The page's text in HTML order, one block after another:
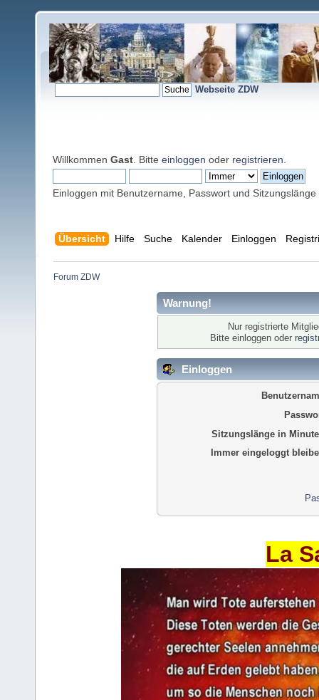
Webseite ZDW
Willkommen Gast . Bitte einloggen oder registrieren
Einloggen mit Benutzername, Passwort und Sitzungslänge
Übersicht Hilfe Suche Kalender Einloggen
Forum ZDW
Warnung!
Nur registrierte
Bitte einloggen oder
Einloggen
Sitzungslänge in
Immer eingeloggt
La